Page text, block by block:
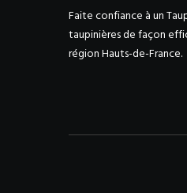
Faite confiance à un
taupinières de façon
région Hauts-de-France.